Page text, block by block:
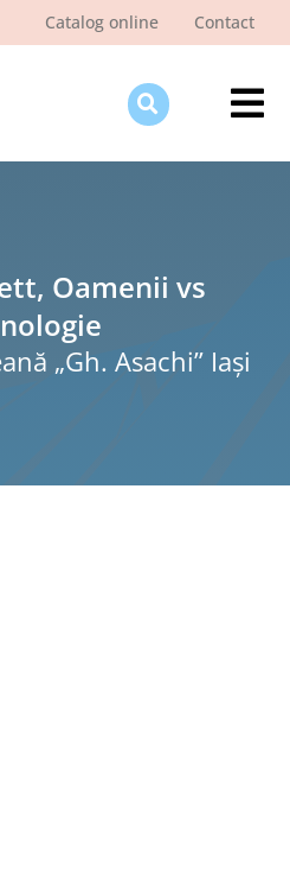
Catalog online Contact
Oamenii vs
„Gh. Asachi” Iaşi